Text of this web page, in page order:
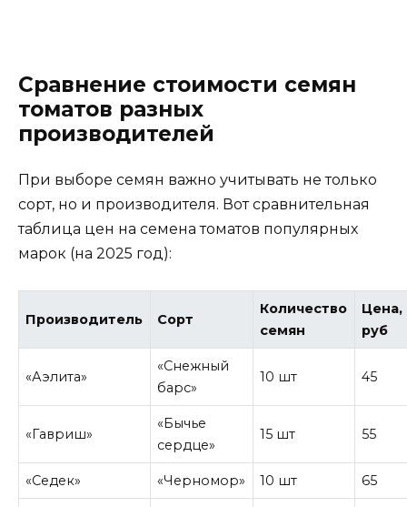
Сравнение стоимости семян
томатов разных
производителей
При выборе семян важно учитывать не только
сорт, но и производителя. Вот сравнительная
таблица цен на семена томатов популярных
марок (на 2025 год):
Производитель Сорт
Количество
семян
Цена,
руб
«Аэлита»
«Снежный
барс»
10 шт 45
«Гавриш»
«Бычье
сердце»
15 шт 55
«Седек» «Черномор» 10 шт 65